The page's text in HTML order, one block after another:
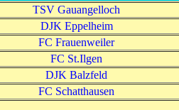
TSV Gauangelloch
DJK Eppelheim
FC Frauenweiler
FC St.Ilgen
DJK Balzfeld
FC Schatthausen